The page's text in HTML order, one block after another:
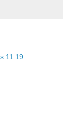
11:19